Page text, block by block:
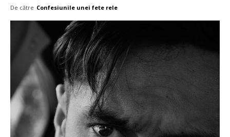
De către Confesiunile unei fete rele